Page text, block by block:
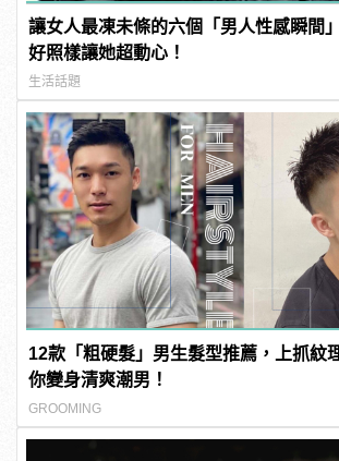
讓女人最凍未條的六個「男人性感瞬間
好照樣讓她超動心！
生活話題
12款「粗硬髮」男生髮型推薦，上抓紋
你變身清爽潮男！
GROOMING